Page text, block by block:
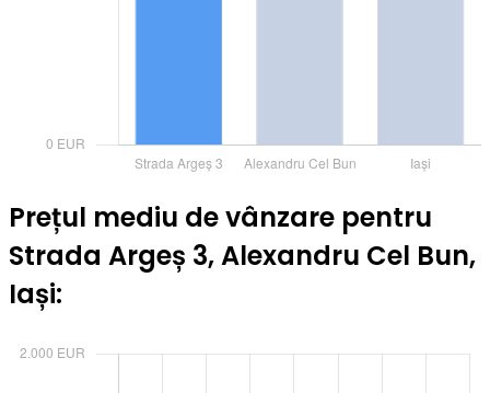
Prețul mediu de vânzare pentru
Strada Argeș 3, Alexandru Cel Bun,
Iași: